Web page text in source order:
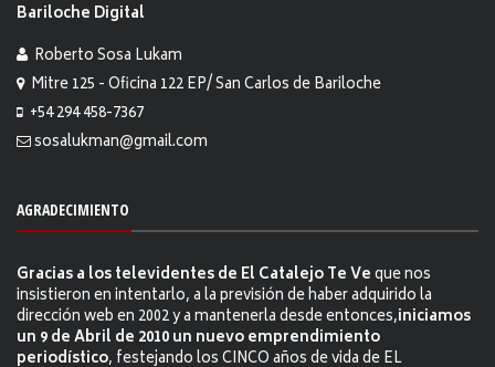
Bariloche Digital
Roberto Sosa Lukam
Mitre 125 - Oficina 122 EP/ San Carlos de Bariloche
+54 294 458-7367
sosalukman@gmail.com
AGRADECIMIENTO
Gracias a los televidentes de El Catalejo Te Veque nos
insistieron en intentarlo, a la previsión de haber adquirido la
dirección web en 2002 y a mantenerla desde entonces,iniciamos
un 9 de Abril de 2010 un nuevo emprendimiento
periodístico, festejando los CINCO años de vida de EL